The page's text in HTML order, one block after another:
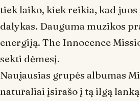
tiek laiko, kiek reikia, kad
dalykas. Dauguma muzikos
energiją. The Innocence
sekti dėmesį.
Naujausias grupės albumas
natūraliai įsirašo į tą ilgą